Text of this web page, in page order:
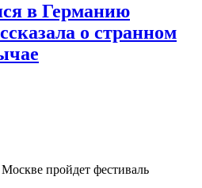
в Германию
о странном
пройдет фестиваль